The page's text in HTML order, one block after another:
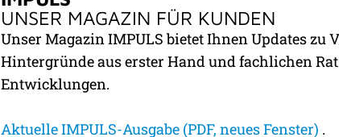
UNSER MAGAZIN FÜR KUNDEN
Unser Magazin IMPULS bietet Ihnen Updates zu
Hintergründe aus erster Hand und fachlichen
Entwicklungen.
Aktuelle IMPULS-Ausgabe (PDF, neues Fenster) .